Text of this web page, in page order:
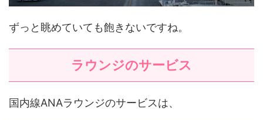
ずっと眺めていても飽きないですね。
ラウンジのサービス
国内線ANAラウンジのサービスは、